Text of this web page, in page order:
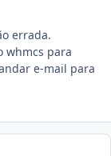
errada.
whmcs para
e-mail para